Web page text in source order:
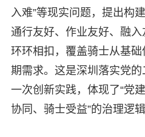
入难”等现实问题，提出构
通行友好、作业友好、融入
环环相扣，覆盖骑士从基
期需求。这是深圳落实党
一次创新实践，体现了“党
协同、骑士受益”的治理逻辑